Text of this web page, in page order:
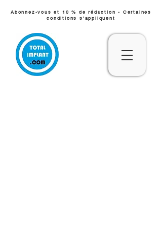
Abonnez-vous et 10 % de réduction - Certaines
conditions s'appliquent